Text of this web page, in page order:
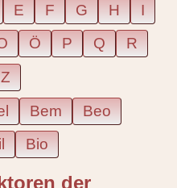
E F G H
I
Ö P Q
R
Z
Bem
Beo
Bio
der